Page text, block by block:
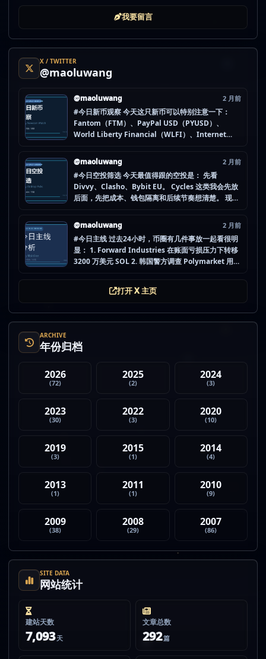
我要留言
X / TWITTER
@maoluwang
@maoluwang 2 月前
#今日新币观察 今天这只新币可以特别注意一下：
Fantom（FTM）、PayPal USD（PYUSD）、
World Liberty Financial（WLFI）、Internet
而是更像“热度是不是在回流”的样本。 这种时候最怕
把...
@maoluwang 2 月前
#今日空投筛选 今天最值得跟的空投是： 先看
Divvy、Clasho、Bybit EU。 Cycles 这类我会先放
后面，先把成本、钱包隔离和后续节奏想清楚。 现在
都没做扎实。 mao.lu/today-airdrop-selecti… #空
投项目 #...
@maoluwang 2 月前
#今日主线 过去24小时，币圈有几件事放一起看很明
显： 1. Forward Industries 在账面亏损压力下转移
3200 万美元 SOL 2. 韩国警方调查 Polymarket 用户
打开 X 主页
ARCHIVE
年份归档
2026
(72)
2025
(2)
2024
(3)
2023
(30)
2022
(3)
2020
(10)
2019
(3)
2015
(1)
2014
(4)
2013
(1)
2011
(1)
2010
(9)
2009
(38)
2008
(29)
2007
(86)
SITE DATA
网站统计
建站天数
7,093 天
文章总数
292篇